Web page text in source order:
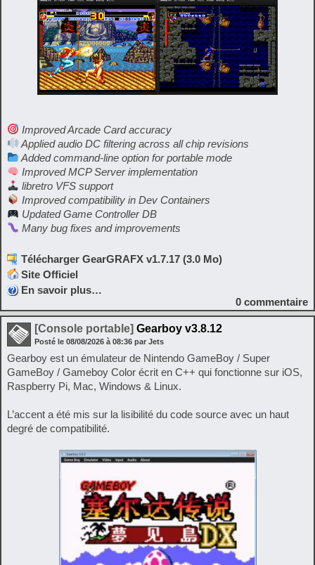
Improved Arcade Card accuracy
Applied audio DC filtering across all chip revisions
Added command-line option for portable mode
Improved MCP Server implementation
libretro VFS support
Improved compatibility in Dev Containers
Updated Game Controller DB
Many bug fixes and improvements
Télécharger GearGRAFX v1.7.17 (3.0 Mo)
Site Officiel
En savoir plus…
0 commentaire
[Console portable] Gearboy v3.8.12
Posté le 08/08/2026 à 08:36 par Jets
Gearboy est un émulateur de Nintendo GameBoy / Super
GameBoy / Gameboy Color écrit en C++ qui fonctionne sur iOS,
Raspberry Pi, Mac, Windows & Linux.
L’accent a été mis sur la lisibilité du code source avec un haut
degré de compatibilité.